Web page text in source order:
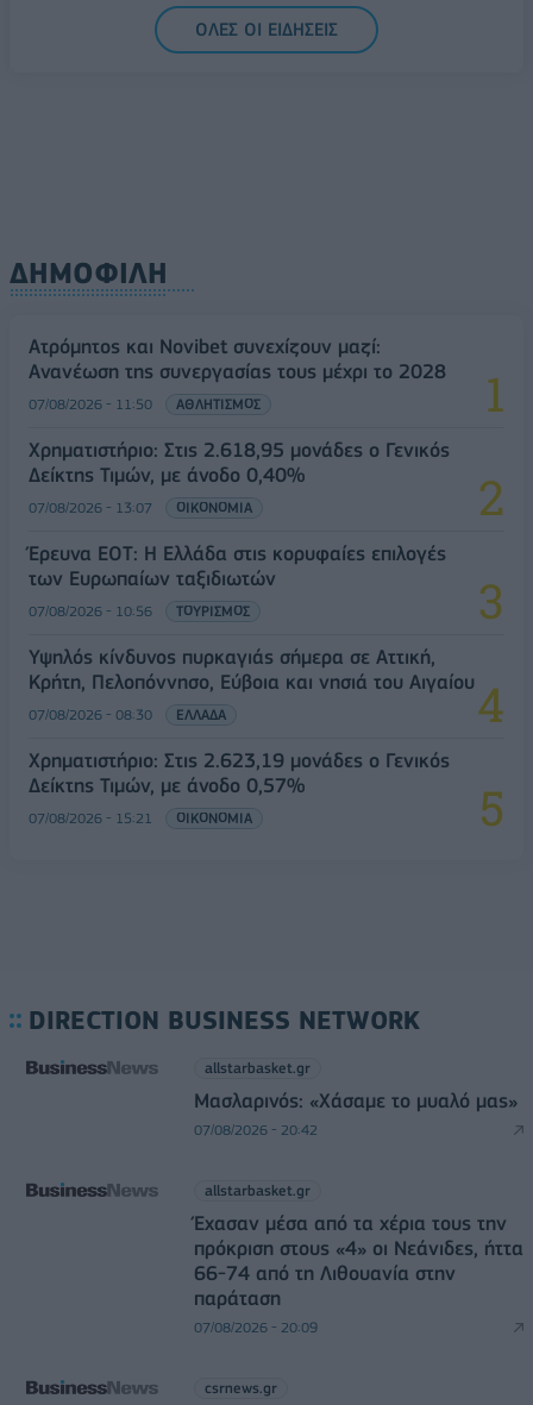
ΟΛΕΣ ΟΙ ΕΙΔΗΣΕΙΣ
ΔΗΜΟΦΙΛΗ
Ατρόμητος και Novibet συνεχίζουν μαζί:
Ανανέωση της συνεργασίας τους μέχρι το 2028
07/08/2026 - 11:50 ΑΘΛΗΤΙΣΜΟΣ
Χρηματιστήριο: Στις 2.618,95 μονάδες ο Γενικός
Δείκτης Τιμών, με άνοδο 0,40%
07/08/2026 - 13:07 ΟΙΚΟΝΟΜΙΑ
Έρευνα ΕΟΤ: Η Ελλάδα στις κορυφαίες επιλογές
των Ευρωπαίων ταξιδιωτών
07/08/2026 - 10:56 ΤΟΥΡΙΣΜΟΣ
Υψηλός κίνδυνος πυρκαγιάς σήμερα σε Αττική,
Κρήτη, Πελοπόννησο, Εύβοια και νησιά του Αιγαίου
07/08/2026 - 08:30 ΕΛΛΑΔΑ
Χρηματιστήριο: Στις 2.623,19 μονάδες ο Γενικός
Δείκτης Τιμών, με άνοδο 0,57%
07/08/2026 - 15:21 ΟΙΚΟΝΟΜΙΑ
DIRECTION BUSINESS NETWORK
allstarbasket.gr
Μασλαρινός: «Χάσαμε το μυαλό μας»
07/08/2026 - 20:42
allstarbasket.gr
Έχασαν μέσα από τα χέρια τους την
πρόκριση στους «4» οι Νεάνιδες, ήττα
66-74 από τη Λιθουανία στην
παράταση
07/08/2026 - 20:09
csrnews.gr